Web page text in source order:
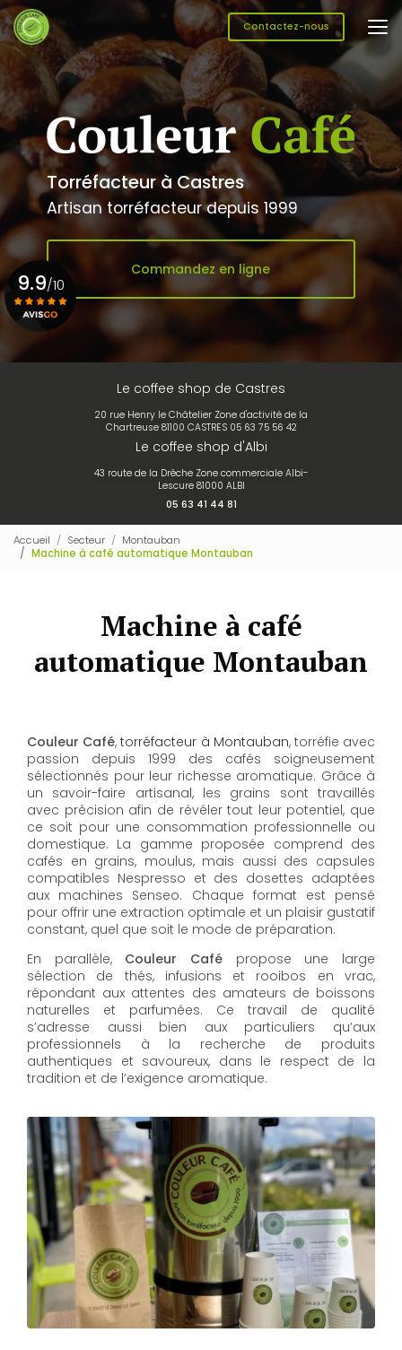
Aller
au
contenu
principal
Contactez-nous
Torréfacteur à Castres
Artisan torréfacteur depuis 1999
Commandez en ligne
Le coffee shop de Castres
20 rue Henry le Châtelier Zone d'activité de la
Chartreuse 81100 CASTRES 05 63 75 56 42
Le coffee shop d'Albi
43 route de la Drêche Zone commerciale Albi-
Lescure 81000 ALBI
05 63 41 44 81
9.9/10
Accueil Secteur
Montauban
Machine à café automatique Montauban
Machine à café
automatique Montauban
Couleur Café,torréfacteur à Montauban, torréfie avec
passion depuis 1999 des cafés soigneusement
sélectionnés pour leur richesse aromatique. Grâce à
un savoir-faire artisanal, les grains sont travaillés
avec précision afin de révéler tout leur potentiel, que
ce soit pour une consommation professionnelle ou
domestique. La gamme proposée comprend des
cafés en grains, moulus, mais aussi des capsules
compatibles Nespresso et des dosettes adaptées
aux machines Senseo. Chaque format est pensé
pour offrir une extraction optimale et un plaisir gustatif
constant, quel que soit le mode de préparation.
En parallèle, Couleur Café propose une large
sélection de thés, infusions et rooibos en vrac,
répondant aux attentes des amateurs de boissons
naturelles et parfumées. Ce travail de qualité
s’adresse aussi bien aux particuliers qu’aux
professionnels à la recherche de produits
authentiques et savoureux, dans le respect de la
tradition et de l’exigence aromatique.